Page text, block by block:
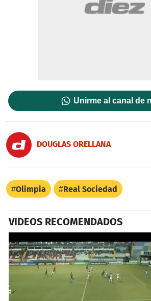
Unirme al canal de
DOUGLAS ORELLANA
Olimpia Real Sociedad
VIDEOS RECOMENDADOS